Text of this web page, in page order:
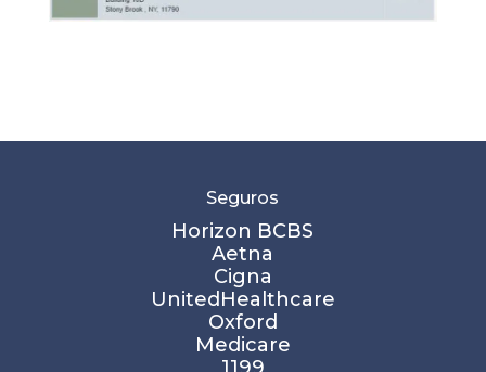
Seguros
Horizon BCBS
Aetna
Cigna
UnitedHealthcare
Oxford
Medicare